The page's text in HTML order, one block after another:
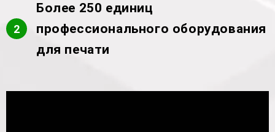
2
Более 250 единиц
профессионального оборудования
для печати